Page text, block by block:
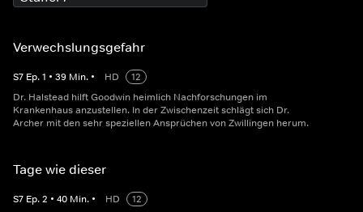
Verwechslungsgefahr
S7 Ep.1 • 39 Min. • HD
12
Dr. Halstead hilft Goodwin heimlich Nachforschungen im
Krankenhaus anzustellen. In der Zwischenzeit schlägt sich Dr.
Archer mit den sehr speziellen Ansprüchen von Zwillingen herum.
Tage wie dieser
S7 Ep.2 • 40 Min. • HD
12